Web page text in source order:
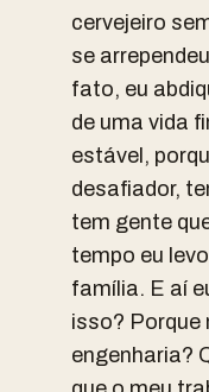
cervejeiro
se
fato, eu
de uma vida
estável,
desafiador,
tem gente
tempo eu
família. E aí
isso? Porque
engenharia?